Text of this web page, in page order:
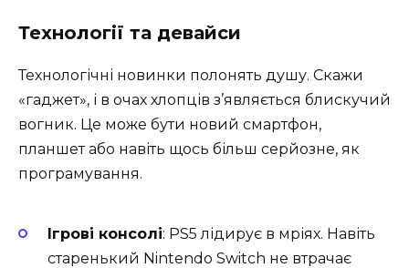
Технології та девайси
Технологічні новинки полонять душу. Скажи
«гаджет», і в очах хлопців з’являється блискучий
вогник. Це може бути новий смартфон,
планшет або навіть щось більш серйозне, як
програмування.
Ігрові консолі: PS5 лідирує в мріях. Навіть
старенький Nintendo Switch не втрачає